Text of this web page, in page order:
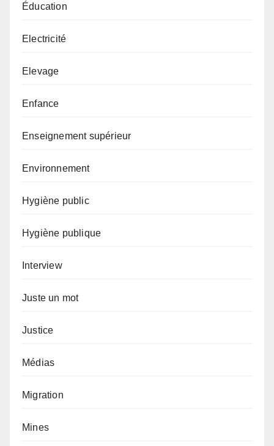
Éducation
Electricité
Elevage
Enfance
Enseignement supérieur
Environnement
Hygiène public
Hygiène publique
Interview
Juste un mot
Justice
Médias
Migration
Mines